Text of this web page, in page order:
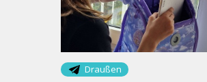
Draußen